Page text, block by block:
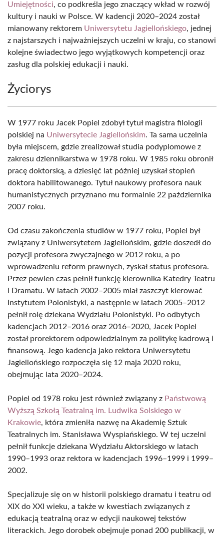
Umiejętności, co podkreśla jego znaczący wkład w rozwój
kultury i nauki w Polsce. W kadencji 2020–2024 został
mianowany rektorem Uniwersytetu Jagiellońskiego, jednej
z najstarszych i najważniejszych uczelni w kraju, co stanowi
kolejne świadectwo jego wyjątkowych kompetencji oraz
zasług dla polskiej edukacji i nauki.
Życiorys
W 1977 roku Jacek Popiel zdobył tytuł magistra filologii
polskiej na Uniwersytecie Jagiellońskim. Ta sama uczelnia
była miejscem, gdzie zrealizował studia podyplomowe z
zakresu dziennikarstwa w 1978 roku. W 1985 roku obronił
pracę doktorską, a dziesięć lat później uzyskał stopień
doktora habilitowanego. Tytuł naukowy profesora nauk
humanistycznych przyznano mu formalnie 22 października
2007 roku.
Od czasu zakończenia studiów w 1977 roku, Popiel był
związany z Uniwersytetem Jagiellońskim, gdzie doszedł do
pozycji profesora zwyczajnego w 2012 roku, a po
wprowadzeniu reform prawnych, zyskał status profesora.
Przez pewien czas pełnił funkcję kierownika Katedry Teatru
i Dramatu. W latach 2002–2005 miał zaszczyt kierować
Instytutem Polonistyki, a następnie w latach 2005–2012
pełnił rolę dziekana Wydziału Polonistyki. Po odbytych
kadencjach 2012–2016 oraz 2016–2020, Jacek Popiel
został prorektorem odpowiedzialnym za politykę kadrową i
finansową. Jego kadencja jako rektora Uniwersytetu
Jagiellońskiego rozpoczęła się 12 maja 2020 roku,
obejmując lata 2020–2024.
Popiel od 1978 roku jest również związany z Państwową
Wyższą Szkołą Teatralną im. Ludwika Solskiego w
Krakowie, która zmieniła nazwę na Akademię Sztuk
Teatralnych im. Stanisława Wyspiańskiego. W tej uczelni
pełnił funkcje dziekana Wydziału Aktorskiego w latach
1990–1993 oraz rektora w kadencjach 1996–1999 i 1999–
2002.
Specjalizuje się on w historii polskiego dramatu i teatru od
XIX do XXI wieku, a także w kwestiach związanych z
edukacją teatralną oraz w edycji naukowej tekstów
literackich. Jego dorobek obejmuje ponad 200 publikacji, w